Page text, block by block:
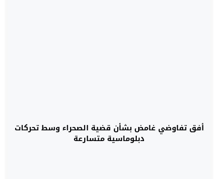
أفق تفاوضي غامض بشأن قضية الصحراء وسط تحركات
دبلوماسية متسارعة